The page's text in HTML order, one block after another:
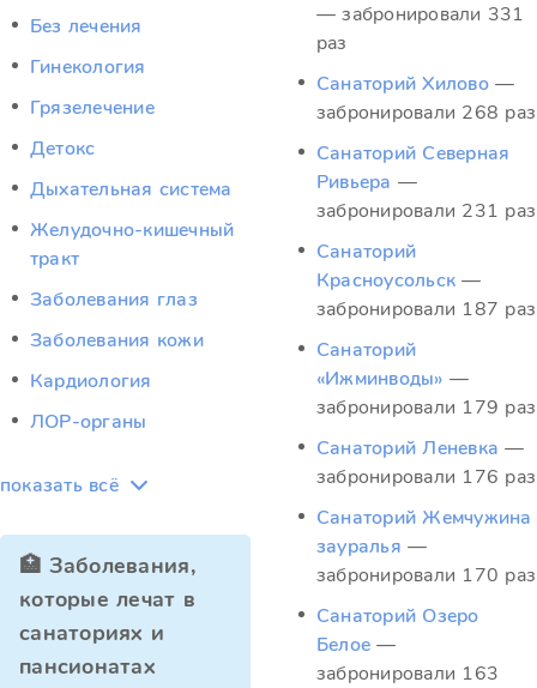
Без лечения
Гинекология
Грязелечение
Детокс
Дыхательная система
Желудочно-кишечный
тракт
Заболевания глаз
Заболевания кожи
Кардиология
ЛОР-органы
показать всё
🏥 Заболевания,
которые лечат в
санаториях и
пансионатах
— забронировали 331
раз
Санаторий Хилово —
забронировали 268 раз
Санаторий Северная
Ривьера —
забронировали 231 раз
Санаторий
Красноусольск —
забронировали 187 раз
Санаторий
«Ижминводы» —
забронировали 179 раз
Санаторий Леневка —
забронировали 176 раз
Санаторий Жемчужина
зауралья —
забронировали 170 раз
Санаторий Озеро
Белое —
забронировали 163